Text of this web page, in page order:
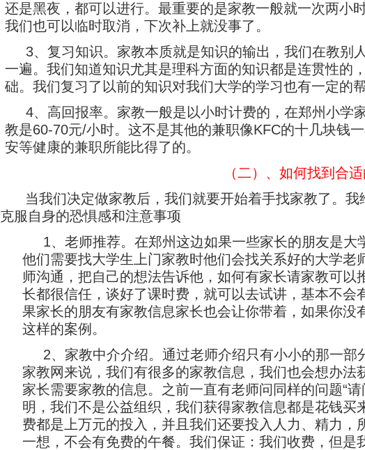
还是黑夜，都可以进行。最重要的是家教一般就一次两小
我们也可以临时取消，下次补上就没事了。
3、复习知识。家教本质就是知识的输出，我们在教别
一遍。我们知道知识尤其是理科方面的知识都是连贯性的
础。我们复习了以前的知识对我们大学的学习也有一定的帮
4、高回报率。家教一般是以小时计费的，在郑州小学
教是60-70元/小时。这不是其他的兼职像KFC的十几块钱
安等健康的兼职所能比得了的。
（二）、如何找到合
当我们决定做家教后，我们就要开始着手找家教了。
克服自身的恐惧感和注意事项
1、老师推荐。在郑州这边如果一些家长的朋友是
他们需要找大学生上门家教时他们会找关系好的大学
师沟通，把自己的想法告诉他，如何有家长请家教可
长都很信任，谈好了课时费，就可以去试讲，基本不会
果家长的朋友有家教信息家长也会让你带着，如果你没
这样的案例。
2、家教中介介绍。通过老师介绍只有小小的那一
家教网来说，我们有很多的家教信息，我们也会想办
家长需要家教的信息。之前一直有老师问同样的问题“
明，我们不是公益组织，我们获得家教信息都是花钱买
费都是上万元的投入，并且我们还要投入人力、精力，
一想，不会有免费的午餐。我们保证：我们收费，但是